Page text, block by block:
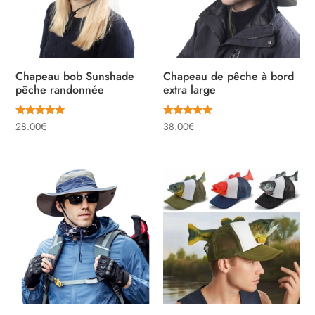
Chapeau bob Sunshade
pêche randonnée
Note
5.00
28.00€
Chapeau de pêche à bord
extra large
Note
5.00
38.00€